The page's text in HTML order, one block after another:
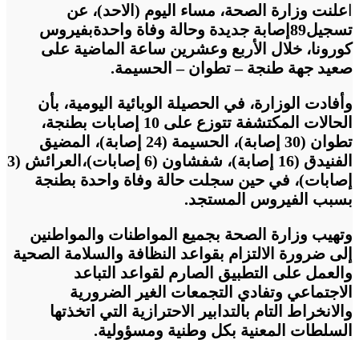
اعلنت وزارة الصحة، مساء اليوم (الاحد)، عن
تسجيل89إصابة جديدة وحالة وفاة واحدةبفيروس
كورونا، خلال الأربع وعشرين ساعة الماضية على
صعيد جهة طنجة – تطوان – الحسيمة.
وأفادت الوزارة، في الحصيلة الوبائية اليومية، بأن
الحالات المكتشفة تتوزع على 10
إصابات بطنجة،
تطوان (30 إصابة)، الحسيمة (24 إصابة)، المضيق
الفنيدق (16 إصابة)، شفشاون (6 إصابات)،
العرائش (3
إصابات)، في حين سجلت حالة وفاة واحدة بطنجة
بسبب الفيروس المستجد.
وتهيب وزارة الصحة بجميع المواطنات والمواطنين
إلى ضرورة الالتزام بقواعد النظافة والسلامة الصحية
والعمل على التطبيق الصارم لقواعد التباعد
الاجتماعي وتفادي التجمعات الغير الضرورية
والانخراط التام بالتدابير الاحترازية التي اتخذتها
السلطات المعنية بكل وطنية ومسؤولية.